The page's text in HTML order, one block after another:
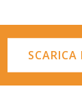
SCARICA